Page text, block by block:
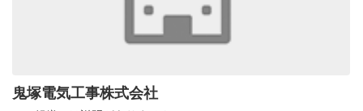
鬼塚電気工事株式会社